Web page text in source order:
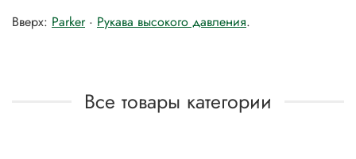
Вверх: Parker· Рукава высокого давления.
Все товары категории